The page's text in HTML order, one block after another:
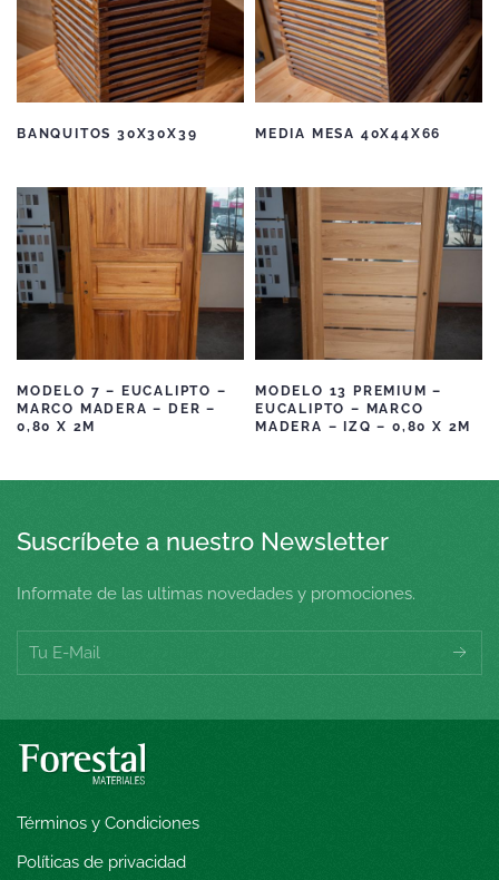
BANQUITOS 30X30X39 MEDIA MESA 40X44X66
MODELO 7 – EUCALIPTO –
MARCO MADERA – DER –
0,80 X 2M
MODELO 13 PREMIUM –
EUCALIPTO – MARCO
MADERA – IZQ – 0,80 X 2M
Suscríbete a nuestro Newsletter
Informate de las ultimas novedades y promociones.
Términos y Condiciones
Políticas de privacidad